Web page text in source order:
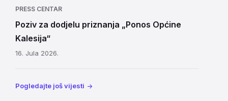
PRESS CENTAR
Poziv za dodjelu priznanja „Ponos Općine
Kalesija“
16. Jula 2026.
Pogledajte još vijesti